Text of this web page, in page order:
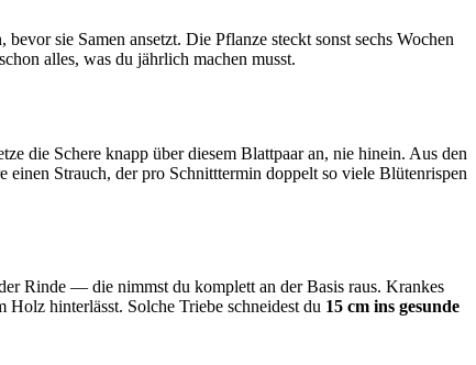
sie Samen ansetzt. Die Pflanze steckt sonst sechs Wochen
alles, was du jährlich machen musst.
die Schere knapp über diesem Blattpaar an, nie hinein. Aus den
Strauch, der pro Schnitttermin doppelt so viele Blütenrispen
Rinde — die nimmst du komplett an der Basis raus. Krankes
Holz hinterlässt. Solche Triebe schneidest du 15 cm ins gesunde